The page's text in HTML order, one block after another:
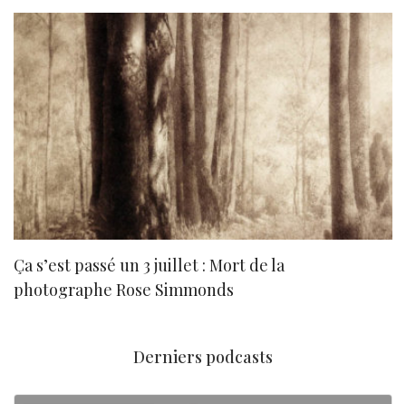
Ça s’est passé un 3 juillet : Mort de la
photographe Rose Simmonds
Derniers podcasts